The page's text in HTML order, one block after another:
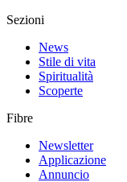
Sezioni
News
Stile di vita
Spiritualità
Scoperte
Fibre
Newsletter
Applicazione
Annuncio